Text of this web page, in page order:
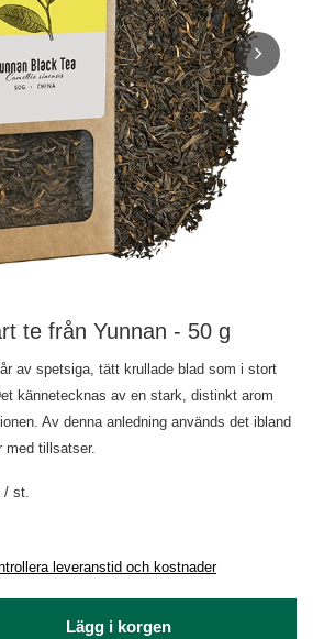
te från Yunnan - 50 g
av spetsiga, tätt krullade blad som i stort
kännetecknas av en stark, distinkt arom
Av denna anledning används det ibland
med tillsatser.
leveranstid och kostnader
/ st.
Lägg i korgen